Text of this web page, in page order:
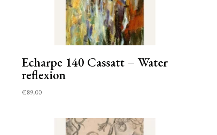
Echarpe 140 Cassatt – Water
reflexion
€89,00